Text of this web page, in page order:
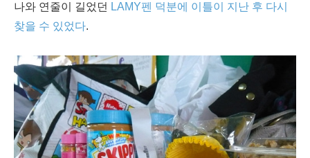
나와 연줄이 길었던 LAMY펜 덕분에 이틀이 지난 후 다시
찾을 수 있었다.